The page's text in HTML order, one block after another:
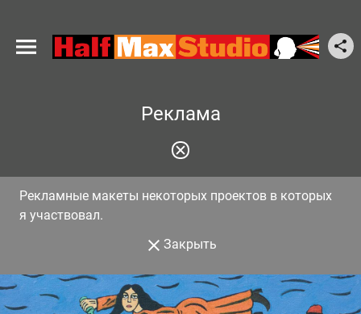
Реклама
Рекламные макеты некоторых проектов в которых
я участвовал.
Закрыть